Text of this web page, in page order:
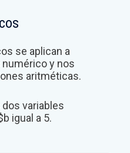
se aplican a
y nos
aritméticas.
variables
igual a 5.